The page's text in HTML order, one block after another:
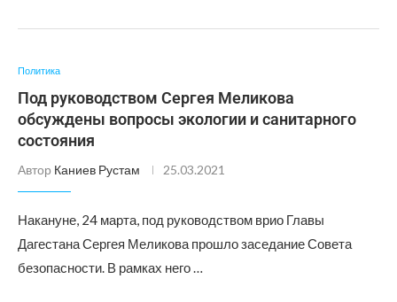
Политика
Под руководством Сергея Меликова
обсуждены вопросы экологии и санитарного
состояния
Автор Каниев Рустам 25.03.2021
Накануне, 24 марта, под руководством врио Главы
Дагестана Сергея Меликова прошло заседание Совета
безопасности. В рамках него …